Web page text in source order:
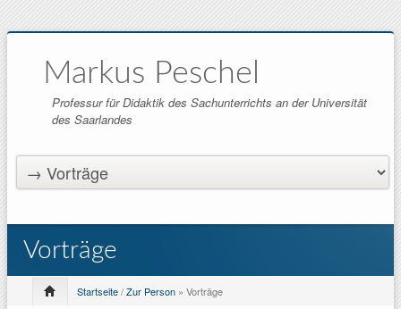
Markus Peschel
Professur für Didaktik des Sachunterrichts an der Universität
des Saarlandes
Vorträge
Startseite/Zur Person » Vorträge